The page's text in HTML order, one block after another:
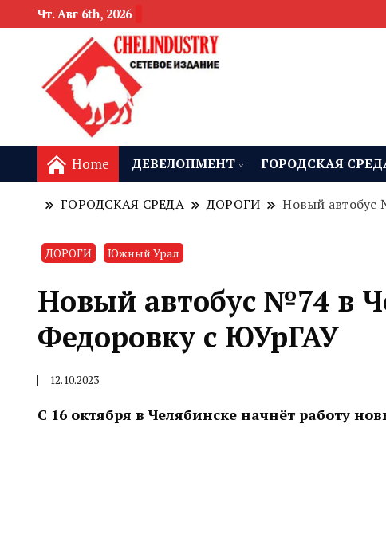
Чт. Авг 6th, 2026
Home ДЕВЕЛОПМЕНТ ГОРОДСКАЯ
ГОРОДСКАЯ СРЕДА ДОРОГИ Новый автобус
ДОРОГИ Южный Урал
Новый автобус №74 в
Федоровку с ЮУрГАУ
12.10.2023
С 16 октября в Челябинске начнёт работу